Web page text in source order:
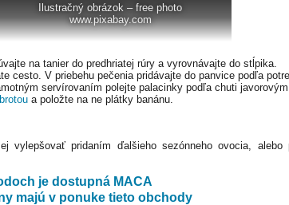
Ilustračný obrázok – free photo
www.pixabay.com
na tanier do predhriatej rúry a vyrovnávajte do stĺpika.
cesto. V priebehu pečenia pridávajte do panvice podľa
servírovaním polejte palacinky podľa chuti javorovým
a položte na ne plátky banánu.
vylepšovať pridaním ďalšieho sezónneho ovocia, alebo
je dostupná MACA
majú v ponuke tieto obchody